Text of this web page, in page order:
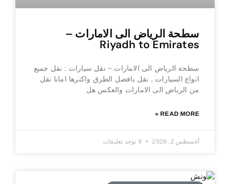
سطحة الرياض الى الامارات –
Riyadh to Emirates
سطحة الرياض الى الامارات ~ نقل سيارات : نقل جميع
انواع السيارات , نقل بافضل الطرق واكثرها امانا نقل
من الرياض الى الامارات والعكس هل
READ MORE »
أغسطس 2, 2026 لا توجد تعليقات